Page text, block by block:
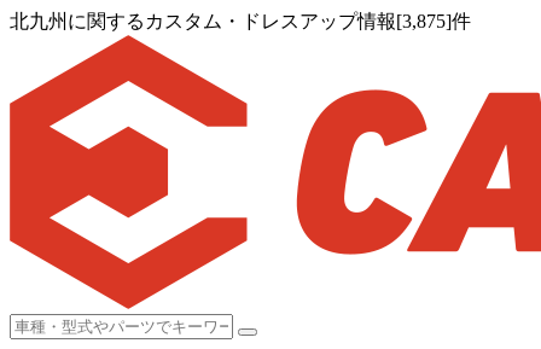
北九州に関するカスタム・ドレスアップ情報[3,875]件